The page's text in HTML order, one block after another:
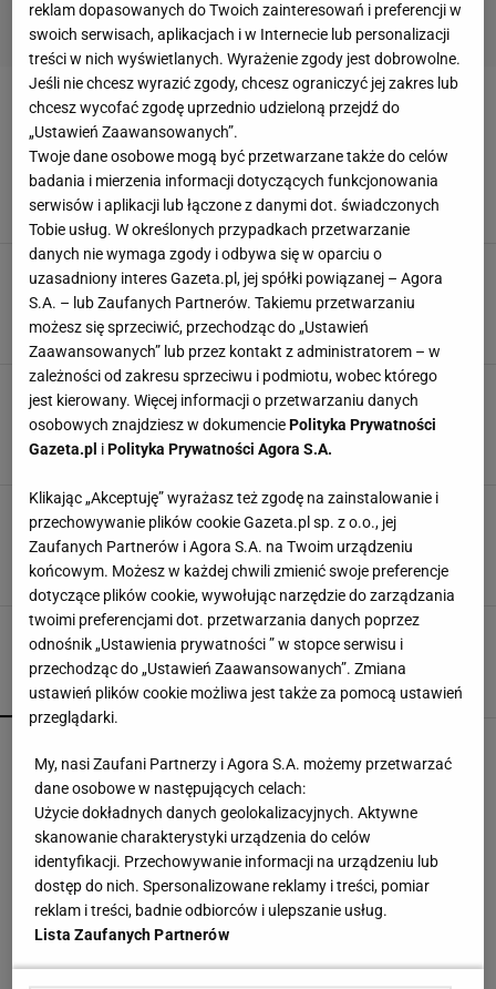
OMLET Z KONFITURĄ
Jak zrobić omlet? Będzie wyjątkowo puszysty,
gdy wykorzystasz prosty trik
DANIA Z JAJEK NEWS OMLET
Puszysty i słodki omlet - przepis Karola Okrasy.
Wystarczy jedna czynność, aby nadać mu
wyjątkowy smak
KAROL OKRASA NEWS OMLET
Słodki, budyniowy omlet - przepis na lekką
przekąskę. Jak go przyrządzić? Potrzebujesz
zaledwie kilku składników
BUDYŃ DESER NEWS
Omlet biszkoptowy, czyli genialna wersja
śniadaniowego klasyku. Jak go zrobić?
[PRZEPIS]
OMLET OMLET Z JAJEK OMLET Z KONFITURĄ
POPULARNE NAJNOWSZE
jest o niebo lepszy
Pierogi z jagodami pękają w garnku? Jeden
dodatek zatrzyma sok w środku
Kultowy serial powraca. "Line of Duty - wydział
reklam dopasowanych do Twoich zainteresowań i preferencji w
swoich serwisach, aplikacjach i w Internecie lub personalizacji
treści w nich wyświetlanych. Wyrażenie zgody jest dobrowolne.
Jeśli nie chcesz wyrazić zgody, chcesz ograniczyć jej zakres lub
chcesz wycofać zgodę uprzednio udzieloną przejdź do
„Ustawień Zaawansowanych”.
Twoje dane osobowe mogą być przetwarzane także do celów
badania i mierzenia informacji dotyczących funkcjonowania
serwisów i aplikacji lub łączone z danymi dot. świadczonych
Tobie usług. W określonych przypadkach przetwarzanie
danych nie wymaga zgody i odbywa się w oparciu o
uzasadniony interes Gazeta.pl, jej spółki powiązanej – Agora
S.A. – lub Zaufanych Partnerów. Takiemu przetwarzaniu
możesz się sprzeciwić, przechodząc do „Ustawień
Zaawansowanych” lub przez kontakt z administratorem – w
zależności od zakresu sprzeciwu i podmiotu, wobec którego
jest kierowany. Więcej informacji o przetwarzaniu danych
osobowych znajdziesz w dokumenciePolityka Prywatności
Gazeta.pl iPolityka Prywatności Agora S.A.
Klikając „Akceptuję” wyrażasz też zgodę na zainstalowanie i
przechowywanie plików cookie Gazeta.pl sp. z o.o., jej
Zaufanych Partnerów i Agora S.A. na Twoim urządzeniu
końcowym. Możesz w każdej chwili zmienić swoje preferencje
dotyczące plików cookie, wywołując narzędzie do zarządzania
twoimi preferencjami dot. przetwarzania danych poprzez
odnośnik „Ustawienia prywatności ” w stopce serwisu i
przechodząc do „Ustawień Zaawansowanych”. Zmiana
ustawień plików cookie możliwa jest także za pomocą ustawień
przeglądarki.
My, nasi Zaufani Partnerzy i Agora S.A. możemy przetwarzać
dane osobowe w następujących celach:
Użycie dokładnych danych geolokalizacyjnych. Aktywne
skanowanie charakterystyki urządzenia do celów
identyfikacji. Przechowywanie informacji na urządzeniu lub
dostęp do nich. Spersonalizowane reklamy i treści, pomiar
reklam i treści, badnie odbiorców i ulepszanie usług.
Lista Zaufanych Partnerów